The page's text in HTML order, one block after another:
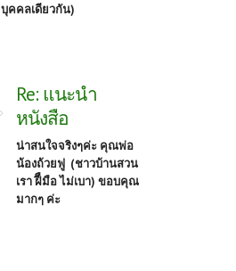
บุคคลเดียวกัน)
Re: แนะนำ
หนังสือ
น่าสนใจจริงๆค่ะ คุณพ่อ
น้องถ้วยฟู (ชาวบ้านสวน
เรา ฝีืมือ ไม่เบา) ขอบคุณ
มากๆ ค่ะ